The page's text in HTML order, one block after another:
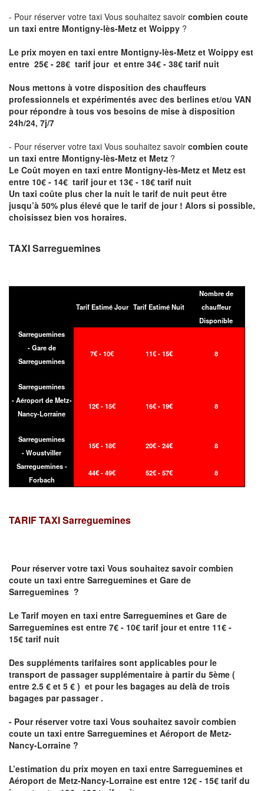
- Pour réserver votre taxi Vous souhaitez savoir combien coute
un taxi entre Montigny-lès-Metz et Woippy ?
Le prix moyen en taxi entre Montigny-lès-Metz et Woippy est
entre 25€ - 28€ tarif jour et entre 34€ - 38€ tarif nuit
Nous mettons à votre disposition des chauffeurs
professionnels et expérimentés avec des berlines et/ou VAN
pour répondre à tous vos besoins de mise à disposition
24h/24, 7j/7
- Pour réserver votre taxi Vous souhaitez savoir combien coute
un taxi entre Montigny-lès-Metz et Metz ?
Le Coût moyen en taxi entre Montigny-lès-Metz et Metz est
entre 10€ - 14€ tarif jour et 13€ - 18€ tarif nuit
Un taxi coûte plus cher la nuit le tarif de nuit peut être
jusqu’à 50% plus élevé que le tarif de jour ! Alors si possible,
choisissez bien vos horaires.
TAXI Sarreguemines
Tarif Estimé Jour Tarif Estimé Nuit
Nombre de
chauffeur
Disponible
Sarreguemines
- Gare de
Sarreguemines
7€ - 10€ 11€ - 15€ 8
Sarreguemines
- Aéroport de Metz-
Nancy-Lorraine
12€ - 15€ 16€ - 19€ 8
Sarreguemines
- Woustviller
15€ - 18€ 20€ - 24€ 8
Sarreguemines -
Forbach
44€ - 49€ 52€ - 57€ 8
TARIF TAXISarreguemines
Pour réserver votre taxi Vous souhaitez savoircombien
coute un taxi entre Sarreguemines et Gare de
Sarreguemines ?
Le Tarif moyen en taxi entre Sarreguemines et Gare de
Sarreguemines est entre 7€ - 10€ tarif jour et entre 11€ -
15€ tarif nuit
Des suppléments tarifaires sont applicables pour le
transport de passager supplémentaire à partir du 5ème (
entre 2.5 € et 5 € ) et pour les bagages au delà de trois
bagages par passager .
- Pour réserver votre taxi Vous souhaitez savoircombien
coute un taxi entre Sarreguemines et Aéroport de Metz-
Nancy-Lorraine ?
L’estimation du prix moyen en taxi entre Sarreguemines et
Aéroport de Metz-Nancy-Lorraine est entre 12€ - 15€ tarif du